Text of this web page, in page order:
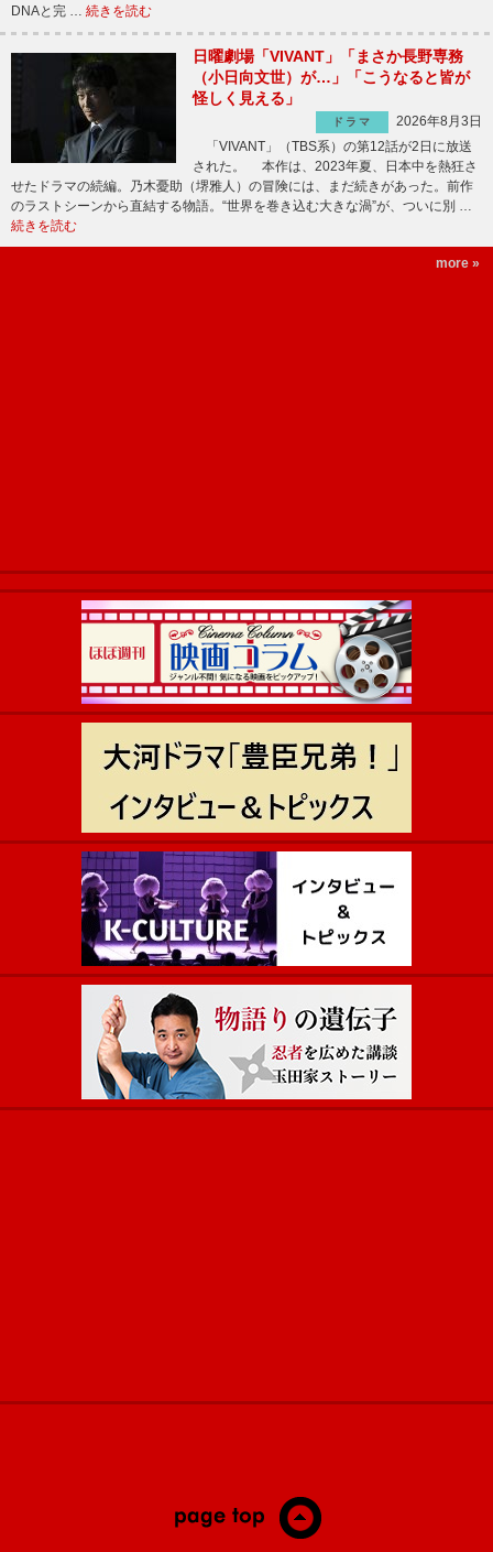
DNAと完 … 続きを読む
日曜劇場「VIVANT」「まさか長野専務
（小日向文世）が…」「こうなると皆が
怪しく見える」
ドラマ
2026年8月3日
「VIVANT」（TBS系）の第12話が2日に放送
された。 本作は、2023年夏、日本中を熱狂さ
せたドラマの続編。乃木憂助（堺雅人）の冒険には、まだ続きがあった。前作
のラストシーンから直結する物語。“世界を巻き込む大きな渦”が、ついに別 …
続きを読む
more »